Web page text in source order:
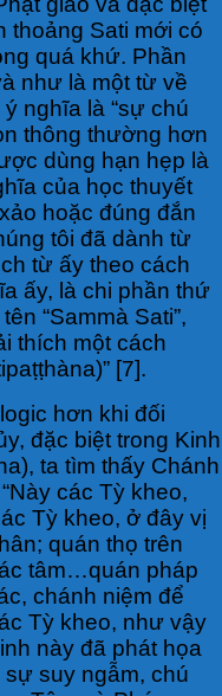
thoảng Sati mới có
quá khứ. Phần
như là một từ về
nghĩa là “sự chú
thông thường hơn
dùng hạn hẹp là
của học thuyết
hoặc đúng đắn
tôi đã dành từ
từ ấy theo cách
ấy, là chi phần thứ
“Sammà Sati”,
thích một cách
[7].
hơn khi đối
đặc biệt trong Kinh
ta tìm thấy Chánh
các Tỳ kheo,
Tỳ kheo, ở đây vị
quán thọ trên
tâm…quán pháp
chánh niệm để
Tỳ kheo, như vậy
này đã phát họa
suy ngẫm, chú